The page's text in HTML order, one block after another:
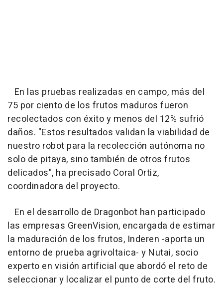
En las pruebas realizadas en campo, más del
75 por ciento de los frutos maduros fueron
recolectados con éxito y menos del 12% sufrió
daños. "Estos resultados validan la viabilidad de
nuestro robot para la recolección autónoma no
solo de pitaya, sino también de otros frutos
delicados", ha precisado Coral Ortiz,
coordinadora del proyecto.
En el desarrollo de Dragonbot han participado
las empresas GreenVision, encargada de estimar
la maduración de los frutos, Inderen -aporta un
entorno de prueba agrivoltaica- y Nutai, socio
experto en visión artificial que abordó el reto de
seleccionar y localizar el punto de corte del fruto.